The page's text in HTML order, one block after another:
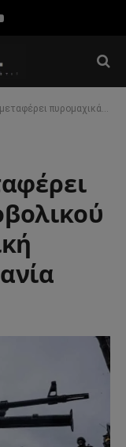
και αντιαεροπορική άμυνα στην Ουκρανία